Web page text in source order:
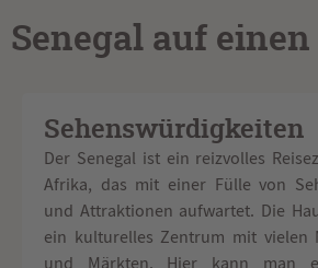
Senegal auf
Sehenswürdigkeiten
Der Senegal ist ein reizvolles
Afrika, das mit einer Fülle von
und Attraktionen aufwartet. Die
ein kulturelles Zentrum mit vielen
und Märkten. Hier kann man